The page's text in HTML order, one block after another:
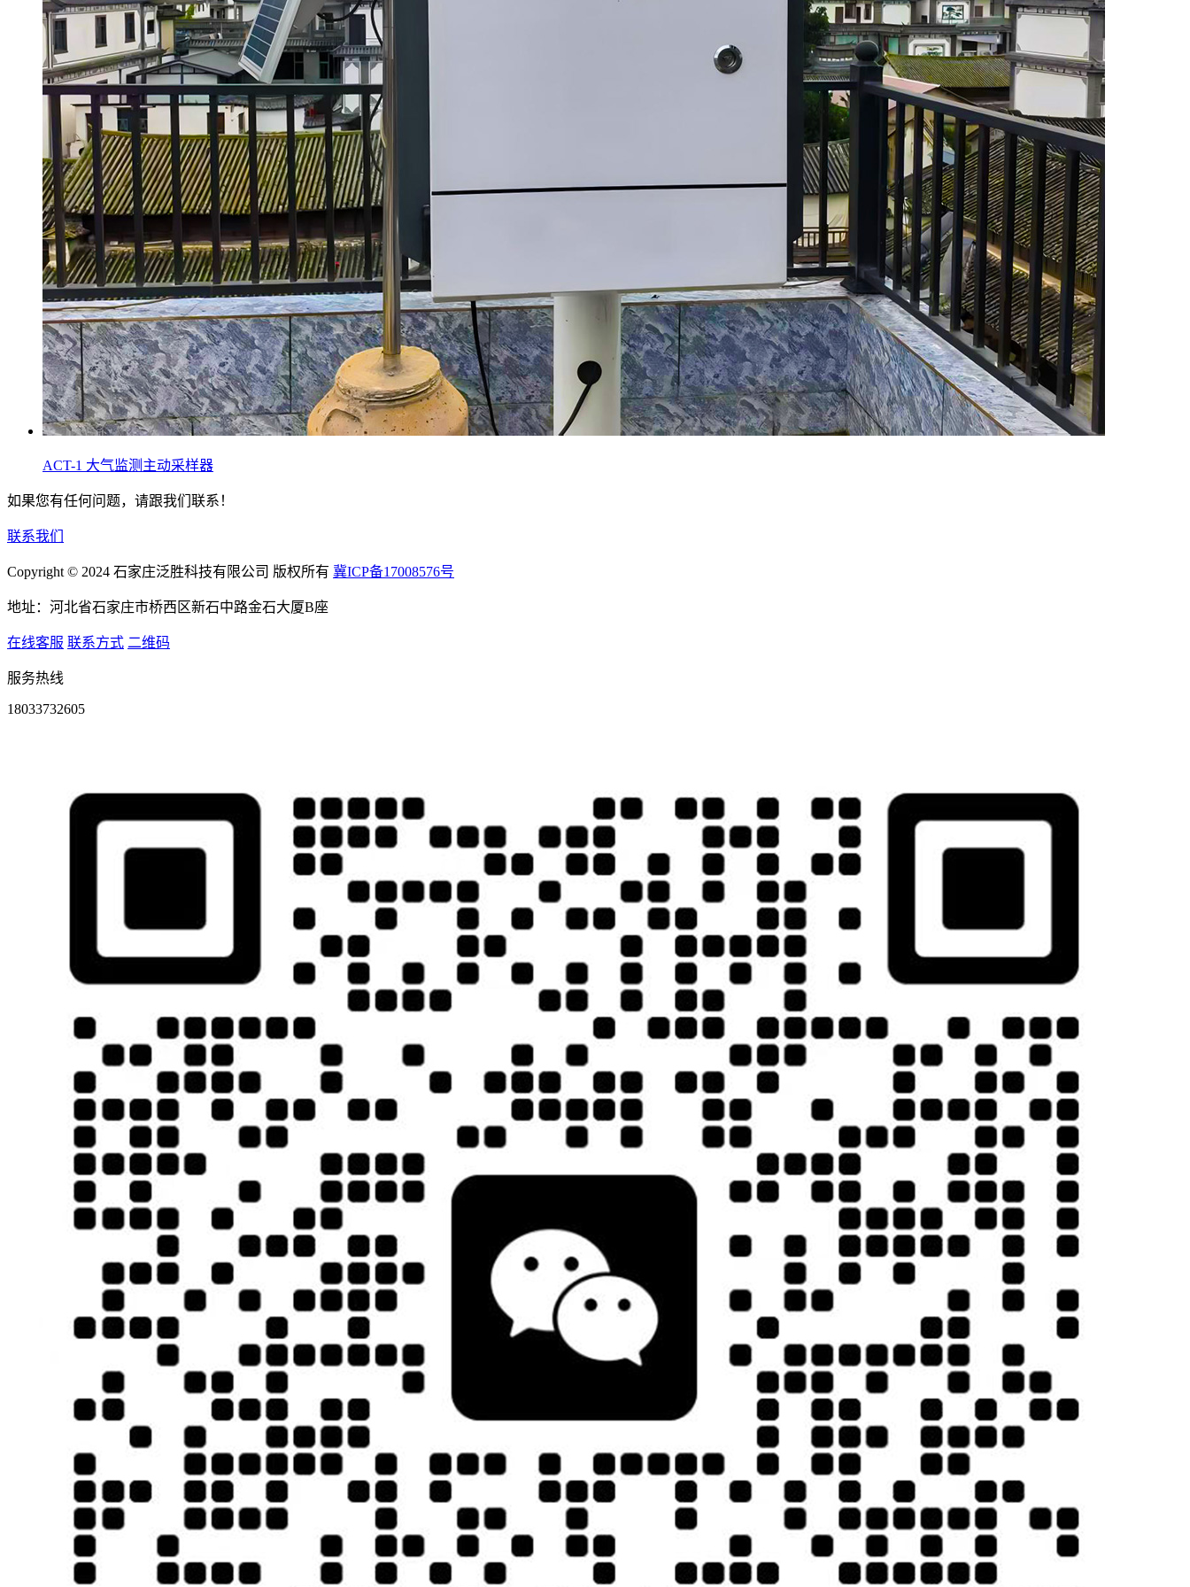
ACT-1 大气监测主动采样器
如果您有任何问题，请跟我们联系！
联系我们
Copyright © 2024 石家庄泛胜科技有限公司 版权所有 冀ICP备17008576号
地址：河北省石家庄市桥西区新石中路金石大厦B座
在线客服 联系方式 二维码
服务热线
18033732605